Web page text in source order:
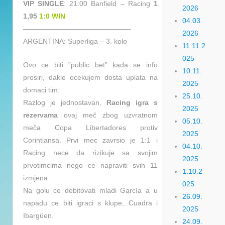
VIP SINGLE: 21:00 Banfield – Racing 1
1,95 1:0 WIN
———————————————-
ARGENTINA: Superliga – 3. kolo
Ovo ce biti ”public bet” kada se info
prosiri, dakle ocekujem dosta uplata na
domaci tim.
Razlog je jednostavan, Racing igra s
rezervama ovaj meč zbog uzvratnom
meča Copa Libertadores protiv
Corintiansa. Prvi mec zavrsio je 1:1 i
Racing nece da rizikuje sa svojim
prvotimcima nego ce napraviti svih 11
izmjena.
Na golu ce debitovati mladi García a u
napadu ce biti igraci s klupe, Cuadra i
Ibargüen.
2026
04.03.
2026
11.11.2
025
10.11.
2025
25.10.
2025
05.10.
2025
04.10.
2025
1.10.2
025
26.09.
2025
24.09.